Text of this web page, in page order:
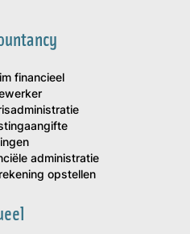
financieel
administratie
opstellen